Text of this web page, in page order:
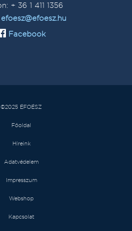
+ 36 1 411 1356
efoesz@efoesz.hu
Facebook
©2025 ÉFOÉSZ
Főoldal
Híreink
Adatvédelem
Impresszum
Webshop
Kapcsolat